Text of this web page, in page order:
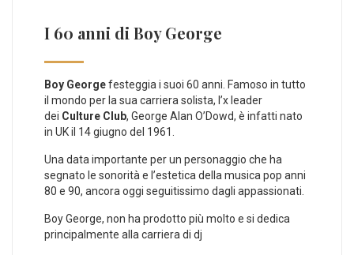
I 60 anni di Boy George
Boy Georgefesteggia i suoi 60 anni. Famoso in tutto
il mondo per la sua carriera solista, l’x leader
dei Culture Club, George Alan O’Dowd, è infatti nato
in UK il 14 giugno del 1961.
Una data importante per un personaggio che ha
segnato le sonorità e l’estetica della musica pop anni
80 e 90, ancora oggi seguitissimo dagli appassionati.
Boy George, non ha prodotto più molto e si dedica
principalmente alla carriera di dj